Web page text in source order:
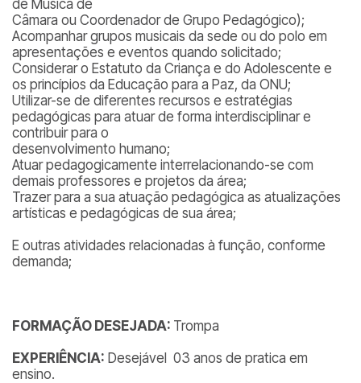
de Música de
Câmara ou Coordenador de Grupo Pedagógico);
Acompanhar grupos musicais da sede ou do polo em
apresentações e eventos quando solicitado;
Considerar o Estatuto da Criança e do Adolescente e
os princípios da Educação para a Paz, da ONU;
Utilizar-se de diferentes recursos e estratégias
pedagógicas para atuar de forma interdisciplinar e
contribuir para o
desenvolvimento humano;
Atuar pedagogicamente interrelacionando-se com
demais professores e projetos da área;
Trazer para a sua atuação pedagógica as atualizações
artísticas e pedagógicas de sua área;
E outras atividades relacionadas à função, conforme
demanda;
FORMAÇÃO DESEJADA: Trompa
EXPERIÊNCIA: Desejável 03 anos de pratica em
ensino.